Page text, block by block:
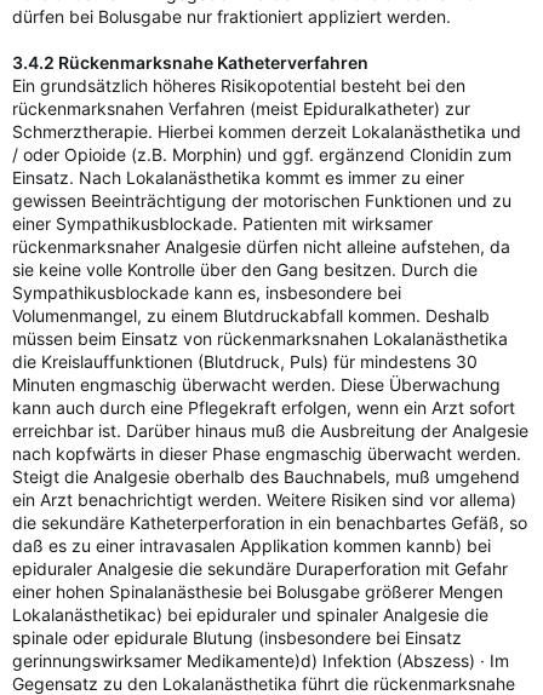
dürfen bei Bolusgabe nur fraktioniert appliziert werden.
3.4.2 Rückenmarksnahe Katheterverfahren
Ein grundsätzlich höheres Risikopotential besteht bei den
rückenmarksnahen Verfahren (meist Epiduralkatheter) zur
Schmerztherapie. Hierbei kommen derzeit Lokalanästhetika und
/ oder Opioide (z.B. Morphin) und ggf. ergänzend Clonidin zum
Einsatz. Nach Lokalanästhetika kommt es immer zu einer
gewissen Beeinträchtigung der motorischen Funktionen und zu
einer Sympathikusblockade. Patienten mit wirksamer
rückenmarksnaher Analgesie dürfen nicht alleine aufstehen, da
sie keine volle Kontrolle über den Gang besitzen. Durch die
Sympathikusblockade kann es, insbesondere bei
Volumenmangel, zu einem Blutdruckabfall kommen. Deshalb
müssen beim Einsatz von rückenmarksnahen Lokalanästhetika
die Kreislauffunktionen (Blutdruck, Puls) für mindestens 30
Minuten engmaschig überwacht werden. Diese Überwachung
kann auch durch eine Pflegekraft erfolgen, wenn ein Arzt sofort
erreichbar ist. Darüber hinaus muß die Ausbreitung der Analgesie
nach kopfwärts in dieser Phase engmaschig überwacht werden.
Steigt die Analgesie oberhalb des Bauchnabels, muß umgehend
ein Arzt benachrichtigt werden. Weitere Risiken sind vor allema)
die sekundäre Katheterperforation in ein benachbartes Gefäß, so
daß es zu einer intravasalen Applikation kommen kannb) bei
epiduraler Analgesie die sekundäre Duraperforation mit Gefahr
einer hohen Spinalanästhesie bei Bolusgabe größerer Mengen
Lokalanästhetikac) bei epiduraler und spinaler Analgesie die
spinale oder epidurale Blutung (insbesondere bei Einsatz
gerinnungswirksamer Medikamente)d) Infektion (Abszess) · Im
Gegensatz zu den Lokalanästhetika führt die rückenmarksnahe